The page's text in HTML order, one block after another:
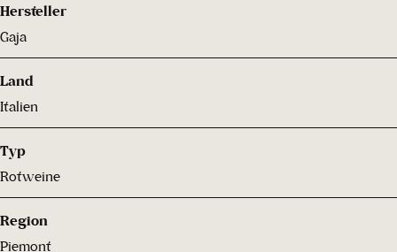
Hersteller
Gaja
Land
Italien
Typ
Rotweine
Region
Piemont